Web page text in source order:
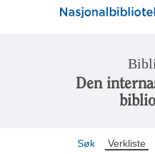
Den
Søk Verkliste